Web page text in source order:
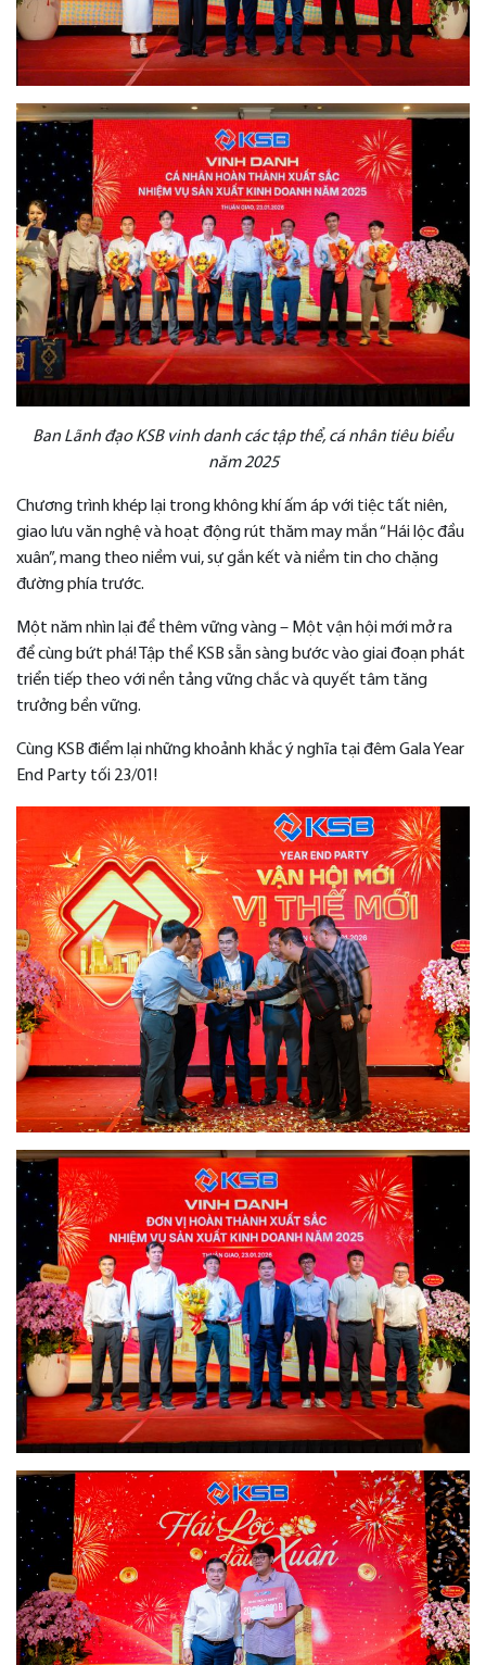
Ban Lãnh đạo KSB vinh danh các tập thể, cá nhân tiêu biểu
năm 2025
Chương trình khép lại trong không khí ấm áp với tiệc tất niên,
giao lưu văn nghệ và hoạt động rút thăm may mắn “Hái lộc đầu
xuân”, mang theo niềm vui, sự gắn kết và niềm tin cho chặng
đường phía trước.
Một năm nhìn lại để thêm vững vàng – Một vận hội mới mở ra
để cùng bứt phá! Tập thể KSB sẵn sàng bước vào giai đoạn phát
triển tiếp theo với nền tảng vững chắc và quyết tâm tăng
trưởng bền vững.
Cùng KSB điểm lại những khoảnh khắc ý nghĩa tại đêm Gala Year
End Party tối 23/01!